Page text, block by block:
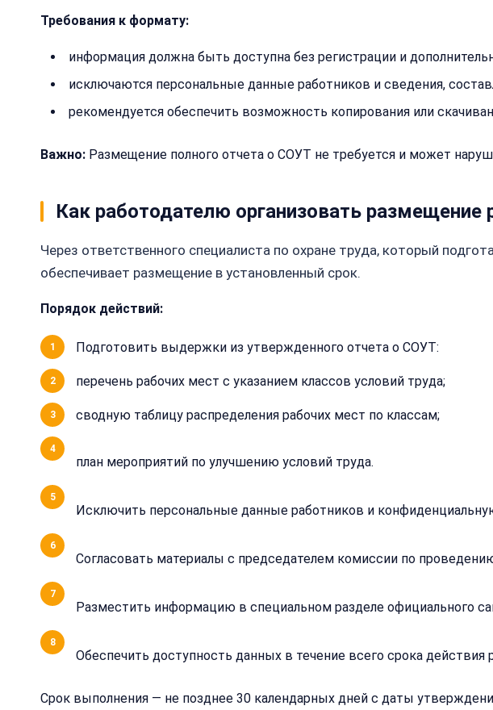
Требования к формату:
информация должна быть доступна без регистрации и
исключаются персональные данные работников и сведения,
рекомендуется обеспечить возможность копирования или
Важно: Размещение полного отчета о СОУТ не требуется и может
Как работодателю организовать размещение
Через ответственного специалиста по охране труда, который
обеспечивает размещение в установленный срок.
Порядок действий:
Подготовить выдержки из утвержденного отчета о СОУТ:
перечень рабочих мест с указанием классов условий труда;
сводную таблицу распределения рабочих мест по классам;
план мероприятий по улучшению условий труда.
Исключить персональные данные работников и
Согласовать материалы с председателем комиссии по
Разместить информацию в специальном разделе официального
Обеспечить доступность данных в течение всего срока
Срок выполнения — не позднее 30 календарных дней с даты